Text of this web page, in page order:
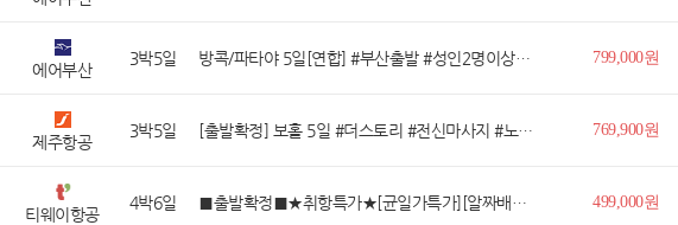
에어부산
3박5일 방콕/파타야 5일[연합] #부산출발 #성인2명이상출발확정 #마사지1시간 #가성비UP 799,000원
제주항공
3박5일 [출발확정] 보홀 5일 #더스토리 #전신마사지 #노스젠선셋투어 #다이빙강습 #알로나비치 #보홀시티투어 #특식3회 769,900원
티웨이항공
4박6일 ■출발확정■★취항특가★[균일가특가][알짜배기/특식4회] 내몽고 호화호특 시라무런 초원+역사투어 6일 (시내준5성+게르숙박) 499,000원